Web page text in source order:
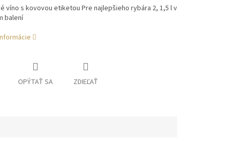
víno s kovovou etiketou Pre najlepšieho rybára 2, 1,5 l v
balení
OPÝTAŤ SA ZDIEĽAŤ